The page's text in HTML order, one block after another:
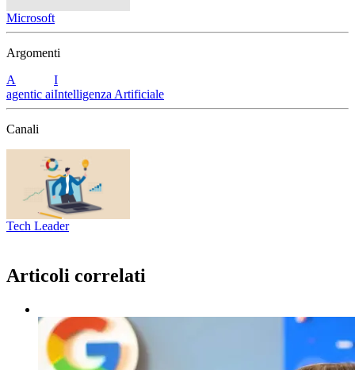
Microsoft
Argomenti
A
agentic ai
I
Intelligenza Artificiale
Canali
Tech Leader
Articoli correlati